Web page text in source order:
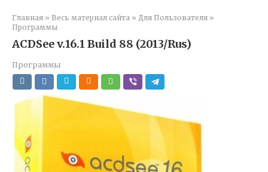
Главная » Весь материал сайта » Для Пользователя »
Программы
ACDSee v.16.1 Build 88 (2013/Rus)
Программы